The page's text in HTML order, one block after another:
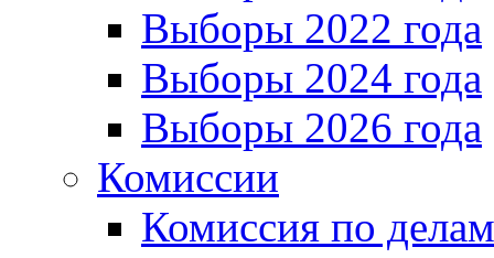
Выборы 2022 года
Выборы 2024 года
Выборы 2026 года
Комиссии
Комиссия по